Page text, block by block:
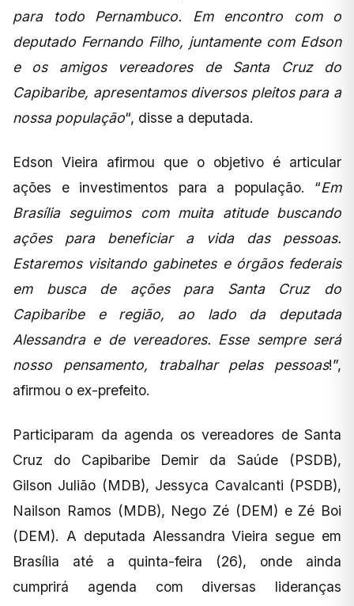
para todo Pernambuco. Em encontro com o
deputado Fernando Filho, juntamente com Edson
e os amigos vereadores de Santa Cruz do
Capibaribe, apresentamos diversos pleitos para a
nossa população“, disse a deputada.
Edson Vieira afirmou que o objetivo é articular
ações e investimentos para a população. “Em
Brasília seguimos com muita atitude buscando
ações para beneficiar a vida das pessoas.
Estaremos visitando gabinetes e órgãos federais
em busca de ações para Santa Cruz do
Capibaribe e região, ao lado da deputada
Alessandra e de vereadores. Esse sempre será
nosso pensamento, trabalhar pelas pessoas!”,
afirmou o ex-prefeito.
Participaram da agenda os vereadores de Santa
Cruz do Capibaribe Demir da Saúde (PSDB),
Gilson Julião (MDB), Jessyca Cavalcanti (PSDB),
Nailson Ramos (MDB), Nego Zé (DEM) e Zé Boi
(DEM). A deputada Alessandra Vieira segue em
Brasília até a quinta-feira (26), onde ainda
cumprirá agenda com diversas lideranças